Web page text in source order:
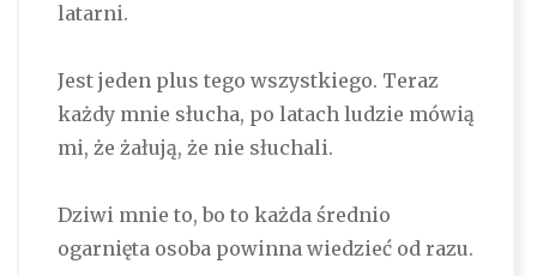
latarni.
Jest jeden plus tego wszystkiego. Teraz
każdy mnie słucha, po latach ludzie mówią
mi, że żałują, że nie słuchali.
Dziwi mnie to, bo to każda średnio
ogarnięta osoba powinna wiedzieć od razu.